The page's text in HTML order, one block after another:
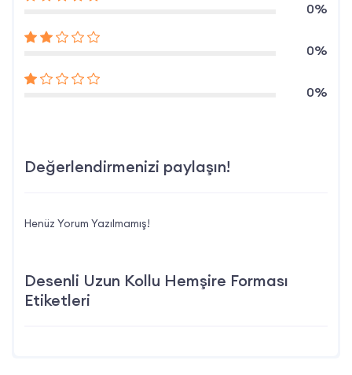
0%
0%
0%
Değerlendirmenizi paylaşın!
Henüz Yorum Yazılmamış!
Desenli Uzun Kollu Hemşire Forması
Etiketleri